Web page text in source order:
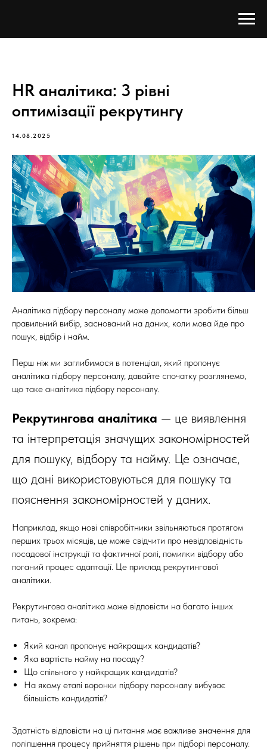
HR аналітика: 3 рівні
оптимізації рекрутингу
14.08.2025
Аналітика підбору персоналу може допомогти зробити більш
правильний вибір, заснований на даних, коли мова йде про
пошук, відбір і найм.
Перш ніж ми заглибимося в потенціал, який пропонує
аналітика підбору персоналу, давайте спочатку розглянемо,
що таке аналітика підбору персоналу.
Рекрутингова аналітика — це виявлення
та інтерпретація значущих закономірностей
для пошуку, відбору та найму. Це означає,
що дані використовуються для пошуку та
пояснення закономірностей у даних.
Наприклад, якщо нові співробітники звільняються протягом
перших трьох місяців, це може свідчити про невідповідність
посадової інструкції та фактичної ролі, помилки відбору або
поганий процес адаптації. Це приклад рекрутингової
аналітики.
Рекрутингова аналітика може відповісти на багато інших
питань, зокрема:
Який канал пропонує найкращих кандидатів?
Яка вартість найму на посаду?
Що спільного у найкращих кандидатів?
На якому етапі воронки підбору персоналу вибуває
більшість кандидатів?
Здатність відповісти на ці питання має важливе значення для
поліпшення процесу прийняття рішень при підборі персоналу.